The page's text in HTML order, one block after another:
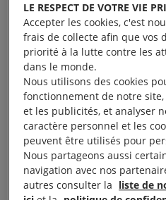
Violations
humains et
minerais
Si les véhicules
l’industrie automobile
LE RESPECT DE VOTRE VIE
Accepter les cookies, c'est
frais de collecte afin que vos
priorité à la lutte contre les
dans le monde.
Nous utilisons des cookies
fonctionnement de notre
et les publicités, et analyser
caractère personnel et les
peuvent être utilisés pour
Nous partageons aussi
navigation avec nos
autres consulter la liste de